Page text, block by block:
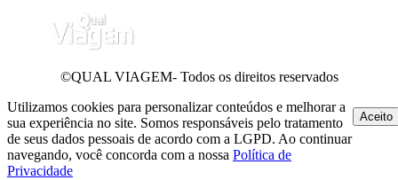
©QUAL VIAGEM- Todos os direitos reservados
Utilizamos cookies para personalizar conteúdos e melhorar a
sua experiência no site. Somos responsáveis pelo tratamento
de seus dados pessoais de acordo com a LGPD. Ao continuar
navegando, você concorda com a nossa Política de
Privacidade
Aceito